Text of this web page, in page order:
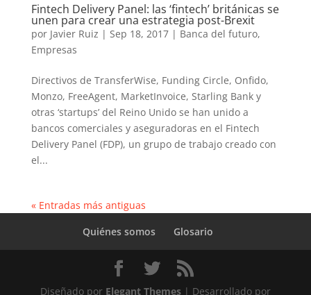
Fintech Delivery Panel: las ‘fintech’ británicas se
unen para crear una estrategia post-Brexit
por Javier Ruiz | Sep 18, 2017| Banca del futuro,
Empresas
Directivos de TransferWise, Funding Circle, Onfido,
Monzo, FreeAgent, MarketInvoice, Starling Bank y
otras ‘startups’ del Reino Unido se han unido a
bancos comerciales y aseguradoras en el Fintech
Delivery Panel (FDP), un grupo de trabajo creado con
el...
« Entradas más antiguas
Quiénes somos
Glosario
Diseñado por Elegant Themes| Desarrollado por